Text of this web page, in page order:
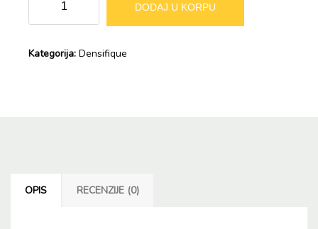
Ampule
za
30x6ml
DODAJ U KORPU
Kategorija: Densifique
OPIS RECENZIJE (0)